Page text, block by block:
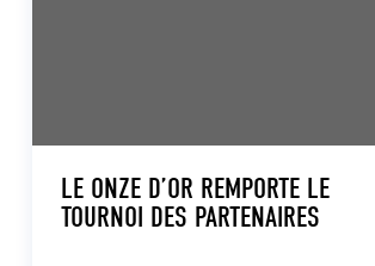
LE ONZE D’OR REMPORTE LE
TOURNOI DES PARTENAIRES